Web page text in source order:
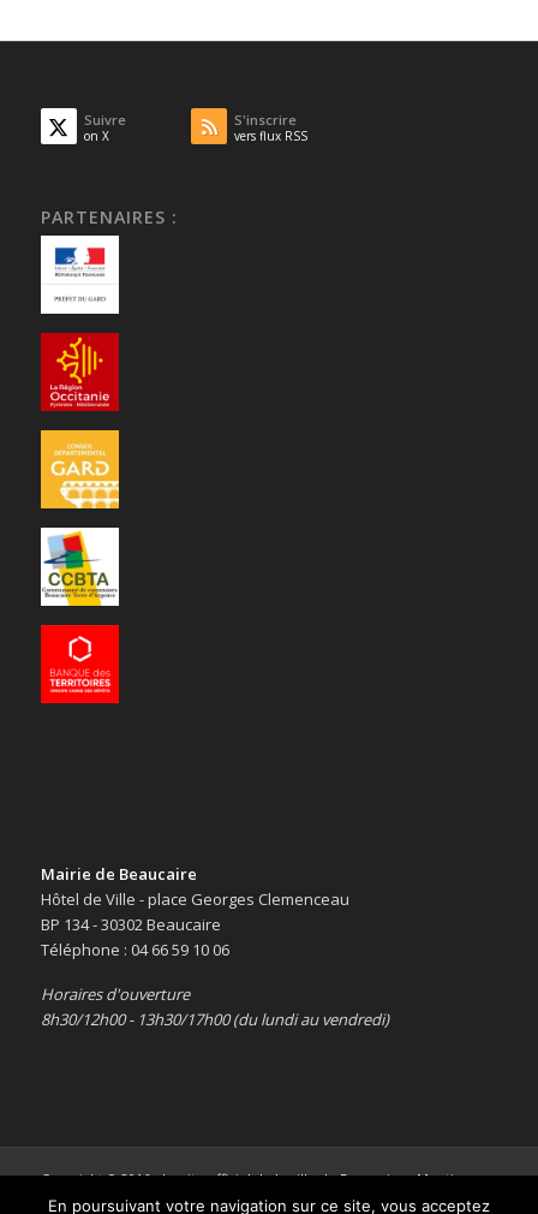
Suivre
on X
S'inscrire
vers flux RSS
PARTENAIRES :
Mairie de Beaucaire
Hôtel de Ville - place Georges Clemenceau
BP 134 - 30302 Beaucaire
Téléphone : 04 66 59 10 06
Horaires d'ouverture
8h30/12h00 - 13h30/17h00 (du lundi au vendredi)
Copyright © 2016 -Le site officiel de la ville de Beaucaire-Mentions
légales
En poursuivant votre navigation sur ce site, vous acceptez